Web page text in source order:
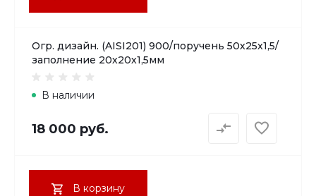
Огр. дизайн. (AISI201) 900/поручень 50х25х1,5/
заполнение 20х20х1,5мм
В наличии
18 000 руб.
В корзину